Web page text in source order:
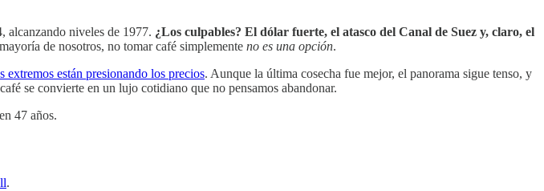
alcanzando niveles de 1977. ¿Los culpables? El dólar fuerte, el atasco del Canal de Suez y, claro, el
de nosotros, no tomar café simplemente no es una opción.
están presionando los precios. Aunque la última cosecha fue mejor, el panorama sigue tenso, y
se convierte en un lujo cotidiano que no pensamos abandonar.
47 años.
.